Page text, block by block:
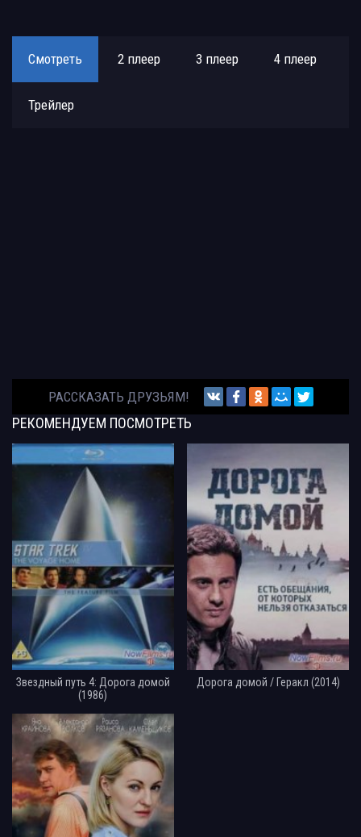
Смотреть 2 плеер 3 плеер 4 плеер
Трейлер
РАССКАЗАТЬ ДРУЗЬЯМ!
РЕКОМЕНДУЕМ ПОСМОТРЕТЬ
Звездный путь 4: Дорога домой
(1986)
Дорога домой / Геракл (2014)